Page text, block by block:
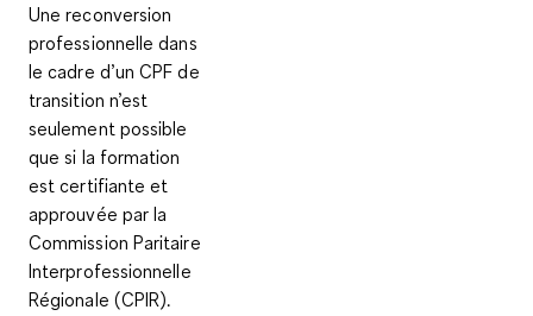
Une reconversion
professionnelle dans
le cadre d’un CPF de
transition n’est
seulement possible
que si la formation
est certifiante et
approuvée par la
Commission Paritaire
Interprofessionnelle
Régionale (CPIR).